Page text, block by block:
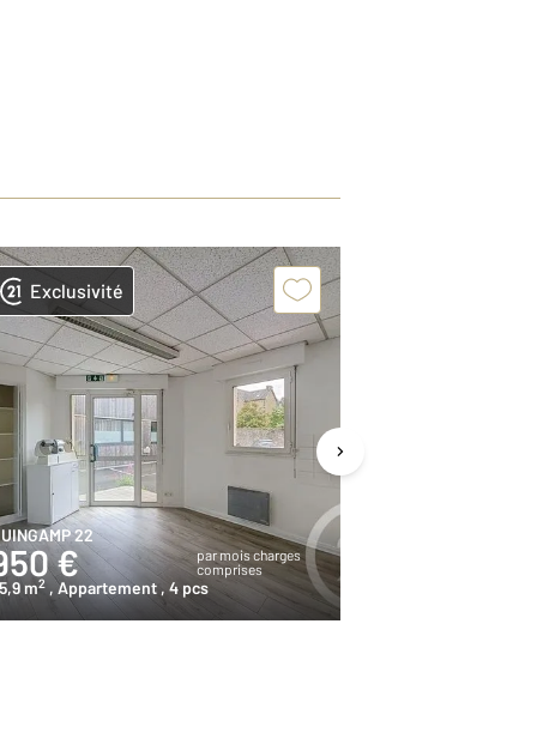
Exclusivité
22
€
par mois charges
comprises
m2 , Appartement , 4 pcs